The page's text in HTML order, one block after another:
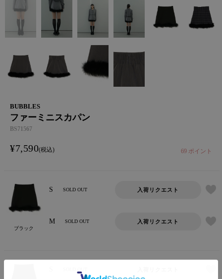
BUBBLES
ファーミニスカパン
BS71567
¥7,590 税込 69 ポイント
ブラック
S SOLD OUT 入荷リクエスト
M SOLD OUT 入荷リクエスト